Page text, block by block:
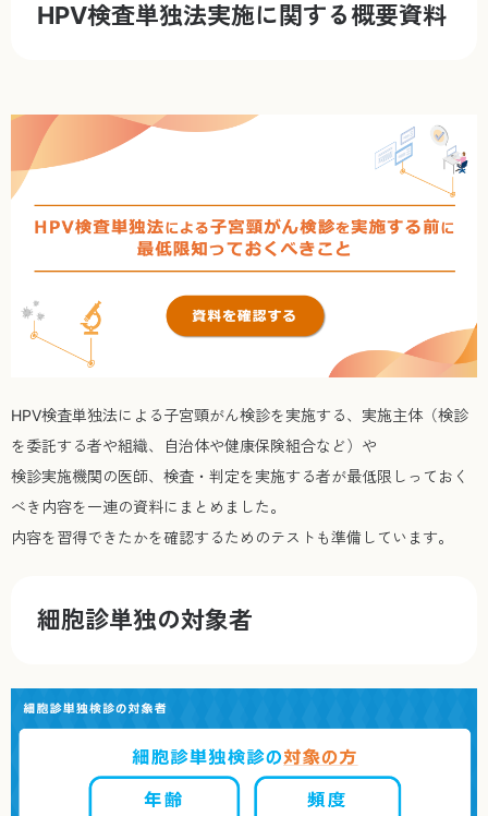
HPV検査単独法実施に関する概要資料
HPV検査単独法による子宮頸がん検診を実施する、実施主体（検診
を委託する者や組織、自治体や健康保険組合など）や
検診実施機関の医師、検査・判定を実施する者が最低限しっておく
べき内容を一連の資料にまとめました。
内容を習得できたかを確認するためのテストも準備しています。
細胞診単独の対象者